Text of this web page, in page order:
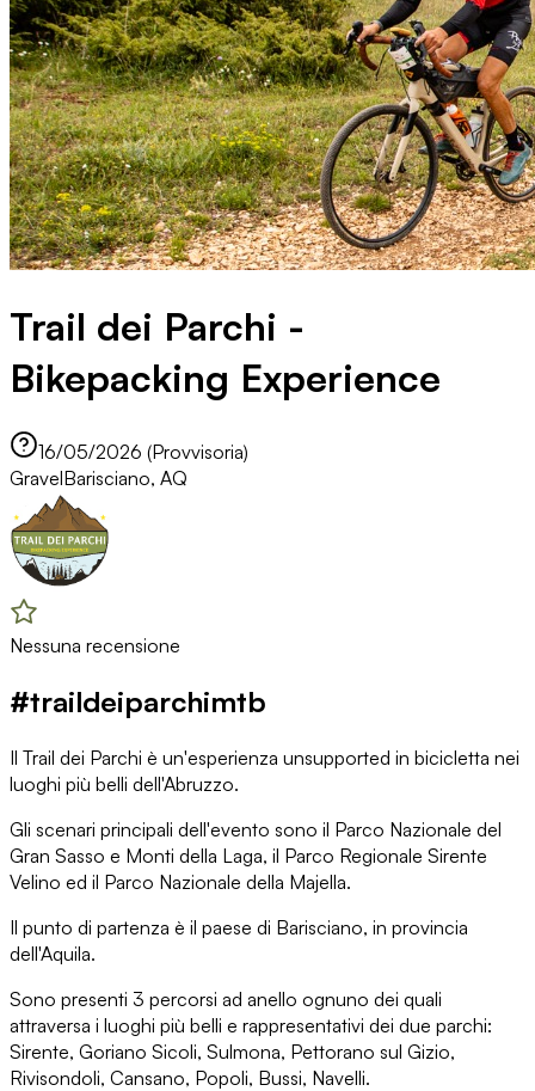
Trail dei Parchi -
Bikepacking Experience
16/05/2026 (Provvisoria)
GravelBarisciano, AQ
Nessuna recensione
#traildeiparchimtb
Il Trail dei Parchi è un'esperienza unsupported in bicicletta nei
luoghi più belli dell'Abruzzo.
Gli scenari principali dell'evento sono il Parco Nazionale del
Gran Sasso e Monti della Laga, il Parco Regionale Sirente
Velino ed il Parco Nazionale della Majella.
Il punto di partenza è il paese di Barisciano, in provincia
dell'Aquila.
Sono presenti 3 percorsi ad anello ognuno dei quali
attraversa i luoghi più belli e rappresentativi dei due parchi:
Sirente, Goriano Sicoli, Sulmona, Pettorano sul Gizio,
Rivisondoli, Cansano, Popoli, Bussi, Navelli.